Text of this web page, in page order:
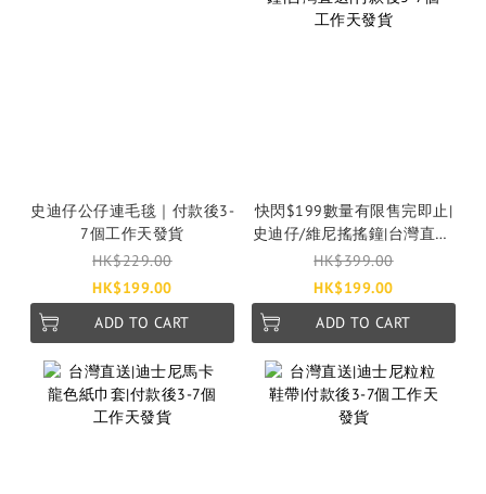
史迪仔公仔連毛毯｜付款後3-
7個工作天發貨
HK$229.00
HK$199.00
ADD TO CART
快閃$199數量有限售完即止|
史迪仔/維尼搖搖鐘|台灣直送|
付款後3-7個工作天發貨
HK$399.00
HK$199.00
ADD TO CART